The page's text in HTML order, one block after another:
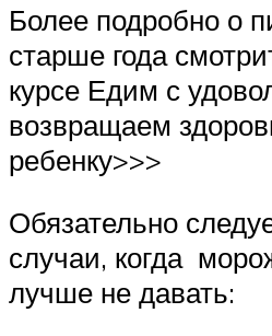
Более подробно о
старше года
курсе Едим с
возвращаем
ребенку>>>
Обязательно
случаи, когда
лучше не давать: